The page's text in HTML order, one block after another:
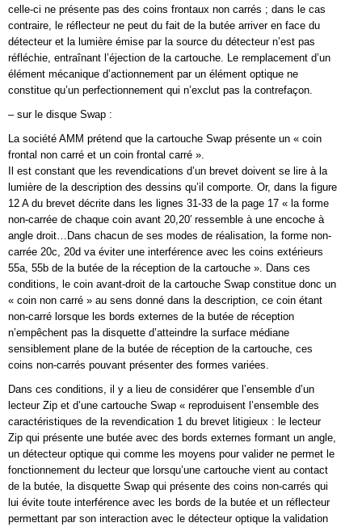
celle-ci ne présente pas des coins frontaux non carrés ; dans le cas
contraire, le réflecteur ne peut du fait de la butée arriver en face du
détecteur et la lumière émise par la source du détecteur n’est pas
réfléchie, entraînant l’éjection de la cartouche. Le remplacement d’un
élément mécanique d’actionnement par un élément optique ne
constitue qu’un perfectionnement qui n’exclut pas la contrefaçon.
– sur le disque Swap :
La société AMM prétend que la cartouche Swap présente un « coin
frontal non carré et un coin frontal carré ».
Il est constant que les revendications d’un brevet doivent se lire à la
lumière de la description des dessins qu’il comporte. Or, dans la figure
12 A du brevet décrite dans les lignes 31-33 de la page 17 « la forme
non-carrée de chaque coin avant 20,20′ ressemble à une encoche à
angle droit…Dans chacun de ses modes de réalisation, la forme non-
carrée 20c, 20d va éviter une interférence avec les coins extérieurs
55a, 55b de la butée de la réception de la cartouche ». Dans ces
conditions, le coin avant-droit de la cartouche Swap constitue donc un
« coin non carré » au sens donné dans la description, ce coin étant
non-carré lorsque les bords externes de la butée de réception
n’empêchent pas la disquette d’atteindre la surface médiane
sensiblement plane de la butée de réception de la cartouche, ces
coins non-carrés pouvant présenter des formes variées.
Dans ces conditions, il y a lieu de considérer que l’ensemble d’un
lecteur Zip et d’une cartouche Swap « reproduisent l’ensemble des
caractéristiques de la revendication 1 du brevet litigieux : le lecteur
Zip qui présente une butée avec des bords externes formant un angle,
un détecteur optique qui comme les moyens pour valider ne permet le
fonctionnement du lecteur que lorsqu’une cartouche vient au contact
de la butée, la disquette Swap qui présente des coins non-carrés qui
lui évite toute interférence avec les bords de la butée et un réflecteur
permettant par son interaction avec le détecteur optique la validation